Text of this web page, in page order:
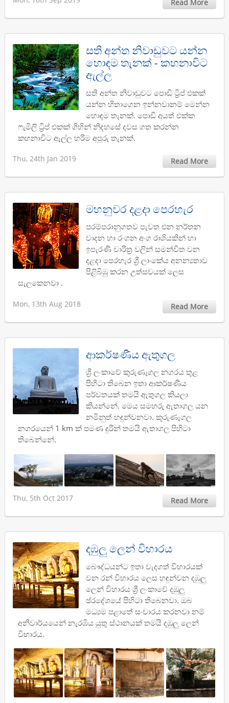
Read More
සති අන්ත නිවාඩුවට යන්න
හොඳම තැනක් - කහනාවිට
ඇල්ල
සති අන්ත නිවාඩුවට පොඩි ට්‍රිප් එකක්
යන්න හිතාගෙන ඉන්නවානම් මෙන්න
හොඳම තැනක්. පොඩි අයත් එක්ක
ෆැමිලි ට්‍රිප් එකක් ගිහින් නිදහසේ දවස ගත කරන්න
කහනාවිට ඇල්ල හරිම අපූරු තැනක්.
Thu, 24th Jan 2019 Read More
මහනුවර දළදා පෙරහැර
පරම්පරානුගතව පැවත එන නර්තන
වාදන හා රංගන අංග රාශියකින් හා
ඉපැරණි චාරිත්‍ර වලින් සමන්විත වන
දළදා පෙරහැර ශ්‍රී ලාංකේය අනන්‍යතාව
පිළිබිඹු කරන උත්සවයක් ලෙස
සැලකෙනවා .
Mon, 13th Aug 2018 Read More
ආකර්ෂණීය ඇතුගල
ශ්‍රී ලංකාවේ කුරුණෑගල නගරය තුළ
පිහිටා තිබෙන ඉතා ආකර්ෂණීය
පර්වතයක් තමයි ඇතුගල කියලා
කියන්නේ. මෙය සමහරු ඇතාගල යන
නමිනුත් හඳුන්වනවා. කුරුණෑගල
නගරයෙන් 1 km ක් පමණ දුරින් තමයි ඇතාගල පිහිටා
තිබෙන්නේ.
Thu, 5th Oct 2017 Read More
දඹුලු ලෙන් විහාරය
බෞද්ධයන්ට ඉතා වැදගත් විහාරයක්
වන රන් විහාරය ලෙස හඳුන්වන දඹුලු
ලෙන් විහාරය ශ්‍රී ලංකාවේ දඹුලු
ප්රදේශයේ පිහිටා තිබෙනවා. ඔබ
මධ්‍යම පළාතේ සංචාරය කරනවා නම්
අනිවාර්යයෙන් නැරඹිය යුතු ස්ථානයක් තමයි දඹුලු ලෙන්
විහාරය.